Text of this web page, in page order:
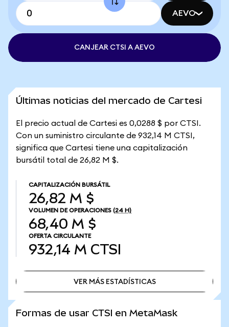
AEVO
CANJEAR CTSI A AEVO
Últimas noticias del mercado de Cartesi
El precio actual de Cartesi es 0,0288 $ por CTSI.
Con un suministro circulante de 932,14 M CTSI,
significa que Cartesi tiene una capitalización
bursátil total de 26,82 M $.
CAPITALIZACIÓN BURSÁTIL
26,82 M $
VOLUMEN DE OPERACIONES (24 H)
68,40 M $
OFERTA CIRCULANTE
932,14 M CTSI
VER MÁS ESTADÍSTICAS
Formas de usar CTSI en MetaMask